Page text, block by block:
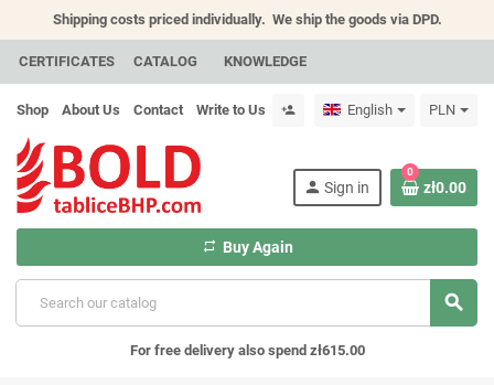
Shipping costs priced individually. We ship the goods via DPD.
CERTIFICATES CATALOG KNOWLEDGE
Shop About Us Contact Write to Us person_add English PLN
search
person Sign in
repeat Buy Again
0
zł0.00
For free delivery also spend zł615.00